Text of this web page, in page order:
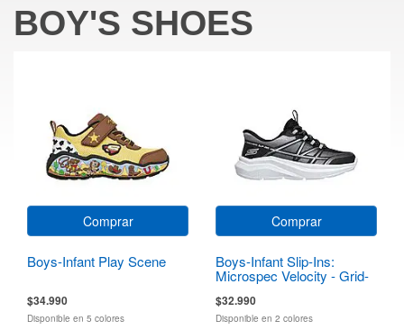
BOY'S SHOES
Comprar
Boys-Infant Play Scene
$34.990
Disponible en 5 colores
Comprar
Boys-Infant Slip-Ins:
Microspec Velocity - Grid-
$32.990
Disponible en 2 colores